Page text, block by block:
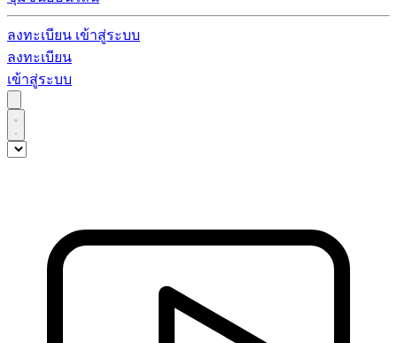
ลงทะเบียน เข้าสู่ระบบ
ลงทะเบียน
เข้าสู่ระบบ